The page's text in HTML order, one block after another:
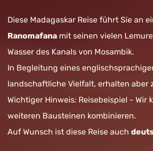
Diese Madagaskar Reise führt Sie an
Ranomafana mit seinen vielen
Wasser des Kanals von Mosambik.
In Begleitung eines
landschaftliche Vielfalt, erhalten aber
Wichtiger Hinweis: Reisebeispiel -
weiteren Bausteinen kombinieren.
Auf Wunsch ist diese Reise auch